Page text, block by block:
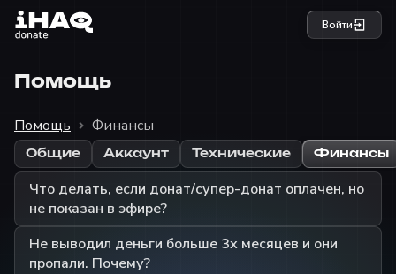
Войти
Помощь
Помощь Финансы
Общие Аккаунт Технические Финансы
Что делать, если донат/супер-донат оплачен, но
не показан в эфире?
Не выводил деньги больше 3х месяцев и они
пропали. Почему?